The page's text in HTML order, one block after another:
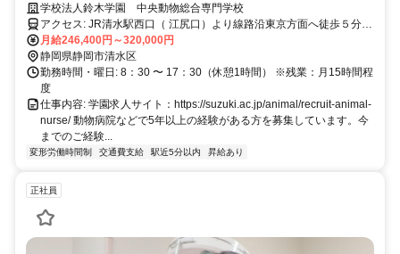
回／基本土日祝休み／夏期休暇、年末年始休暇あり／やりがいのあるお
仕事を安定した職場環境で長く続けられます。
学校法人鈴木学園 中央動物総合専門学校
アクセス: JR清水駅西口（ 江尻口）より線路沿東京方面へ徒歩５分
※自動車通勤の方は駐車場代補助あり ※バイク・自転車通勤OK（駐
輪場あり）
月給246,400円～320,000円
静岡県静岡市清水区
勤務時間・曜日: 8：30 〜 17：30（休憩1時間） ※残業：月15時間程
度
仕事内容: 学園求人サイト：https://suzuki.ac.jp/animal/recruit-animal-
nurse/ 動物病院などで5年以上の経験がある方を募集しています。今
までのご経験...
変形労働時間制 交通費支給 駅近5分以内 昇給あり
正社員